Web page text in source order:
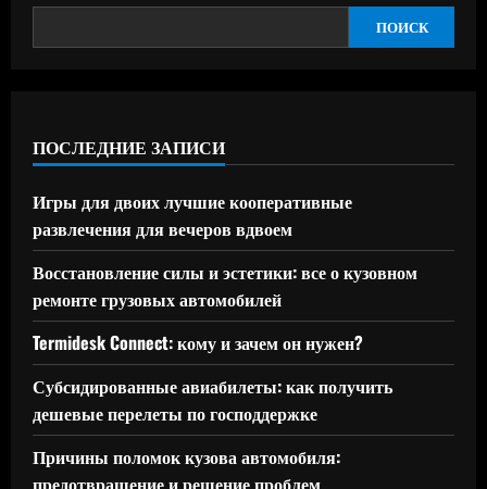
ПОИСК
ПОСЛЕДНИЕ ЗАПИСИ
Игры для двоих лучшие кооперативные
развлечения для вечеров вдвоем
Восстановление силы и эстетики: все о кузовном
ремонте грузовых автомобилей
Termidesk Connect: кому и зачем он нужен?
Субсидированные авиабилеты: как получить
дешевые перелеты по господдержке
Причины поломок кузова автомобиля: